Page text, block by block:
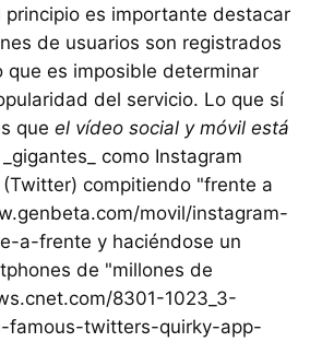
principio es importante destacar
de usuarios son registrados
que es imposible determinar
del servicio. Lo que sí
que el vídeo social y móvil está
como Instagram
compitiendo "frente a
movil/instagram-
a-frente y haciéndose un
de "millones de
8301-1023_3-
famous-twitters-quirky-app-